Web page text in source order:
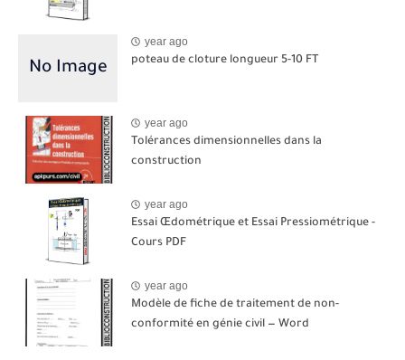
year ago
poteau de cloture longueur 5-10 FT
year ago
Tolérances dimensionnelles dans la
construction
year ago
Essai Œdométrique et Essai Pressiométrique -
Cours PDF
year ago
Modèle de fiche de traitement de non-
conformité en génie civil — Word